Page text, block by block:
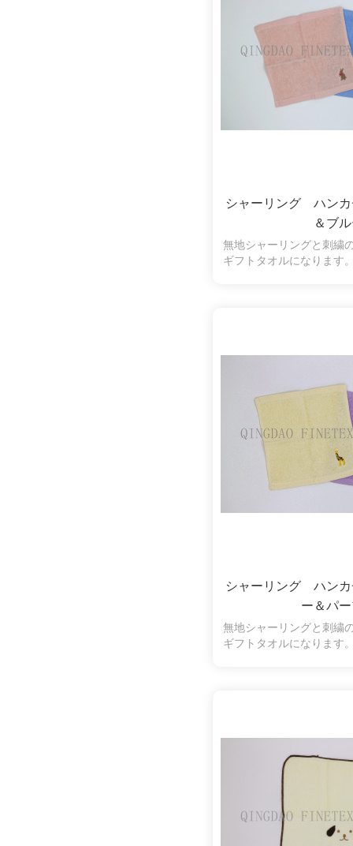
シャーリング ハン
＆ブ
無地シャーリングと刺繍
ギフトタオルになります
シャーリング ハン
ー＆パ
無地シャーリングと刺繍
ギフトタオルになります